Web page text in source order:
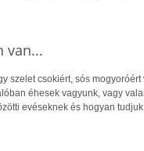
van...
szelet csokiért, sós
éhesek vagyunk, vagy
evéseknek és hogyan